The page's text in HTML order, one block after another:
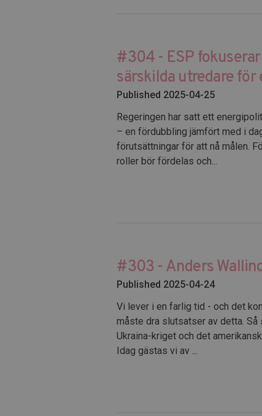
#304 - ESP
särskilda utredare för
Published 2025-04-25
Regeringen har satt ett
– en fördubbling jämfört med i
förutsättningar för att nå målen.
roller bör fördelas och...
#303 - Anders
Published 2025-04-24
Vi lever i en farlig tid - och det
måste dra slutsatser av detta.
Ukraina-kriget och det
Idag gästas vi av ...